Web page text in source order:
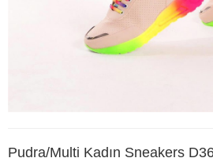
Pudra/Multi Kadın Sneakers